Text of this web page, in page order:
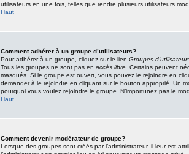
utilisateurs en une fois, telles que rendre plusieurs utilisateurs
Haut
Comment adhérer à un groupe d’utilisateurs?
Pour adhérer à un groupe, cliquez sur le lien Groupes
Tous les groupes ne sont pas en accès libre . Certains peuvent
masqués. Si le groupe est ouvert, vous pouvez le rejoindre en
demander à le rejoindre en cliquant sur le bouton approprié. Un
pourquoi vous voulez rejoindre le groupe. N’importunez pas le
Haut
Comment devenir modérateur de groupe?
Lorsque des groupes sont créés par l’administrateur, il leur est